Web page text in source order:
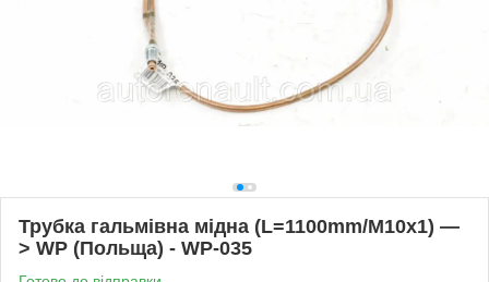
Трубка гальмівна мідна (L=1100mm/М10х1) —
> WP (Польща) - WP-035